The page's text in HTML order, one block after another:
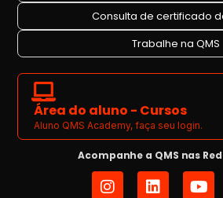
Consulta de certificado
Trabalhe na QMS
Área do aluno - Cursos
Aluno QMS Academy, faça seu login.
Acompanhe a QMS nas
I
n
L
i
Y
o